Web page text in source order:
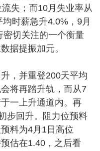
失；而10月失业率从
时薪急升4.0%，9月
密切关注的一个衡量
据提振加元。
，并重登200天平均
将再踏升轨，而从7
一上升通道内。再
步回升。阻力位预料
料为4月1日高位
估在1.40，之后看